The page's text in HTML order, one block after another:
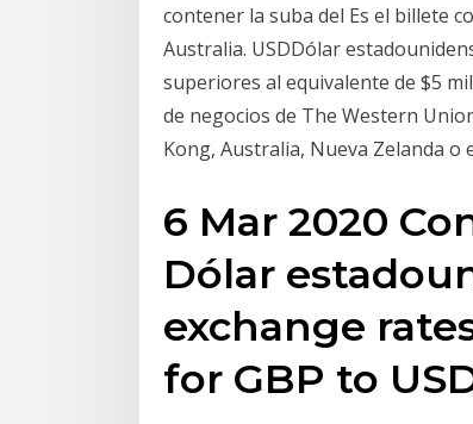
contener la suba del Es el billete
Australia. USDDólar
superiores al equivalente de $5
de negocios de The Western
Kong, Australia, Nueva Zelanda o
6 Mar 2020
Dólar
exchange
for GBP to